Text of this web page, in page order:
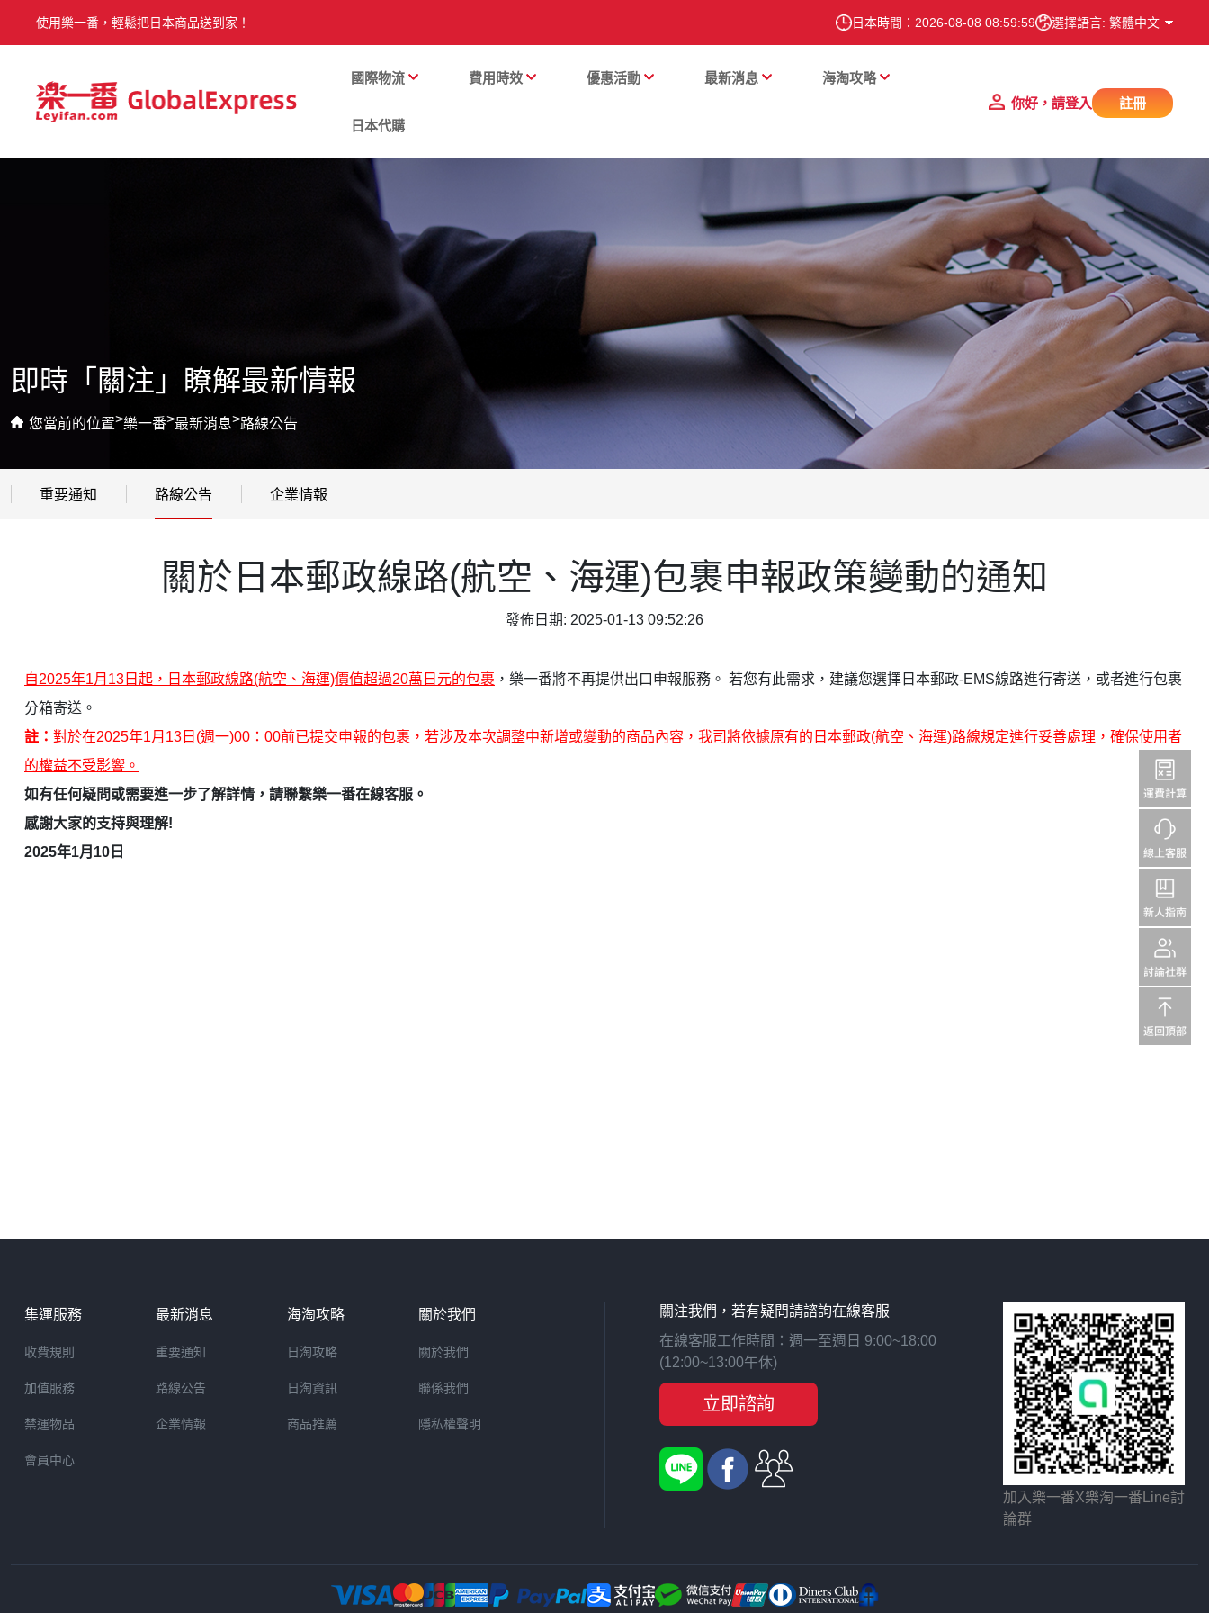
使用樂一番，輕鬆把日本商品送到家！ 日本時間： 2026-08-08 09:00:00 選擇語言: 繁體中文
國際物流 費用時效 優惠活動 最新消息 海淘攻略
日本代購
你好，請登入 註冊
即時「關注」瞭解最新情報
您當前的位置>樂一番>最新消息>路線公告
重要通知 路線公告 企業情報
關於日本郵政線路(航空、海運)包裹申報政策變動的通知
發佈日期: 2025-01-13 09:52:26
自2025年1月13日起，日本郵政線路(航空、海運)價值超過20萬日元的包裹 ，樂一番將不再提供出口申報服務。 若您有此需求，建議您選擇日本郵政-EMS線路進行寄送，或者進行包裹
分箱寄送。
註： 對於在2025年1月13日(週一)00：00前已提交申報的包裹，若涉及本次調整中新增或變動的商品內容，我司將依據原有的日本郵政(航空、海運)路線規定進行妥善處理，確保使用者
的權益不受影響。
如有任何疑問或需要進一步了解詳情，請聯繫樂一番在線客服。
感謝大家的支持與理解!
2025年1月10日
集運服務
收費規則
加值服務
禁運物品
會員中心
最新消息
重要通知
路線公告
企業情報
海淘攻略
日淘攻略
日淘資訊
商品推薦
關於我們
關於我們
聯係我們
隱私權聲明
關注我們，若有疑問請諮詢在線客服
在線客服工作時間：週一至週日 9:00~18:00
(12:00~13:00午休)
立即諮詢
加入樂一番X樂淘一番Line討
論群